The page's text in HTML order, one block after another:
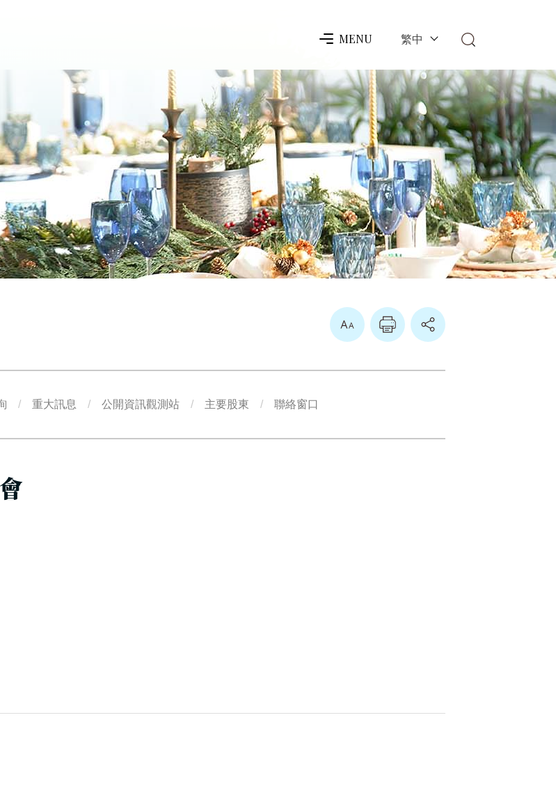
MENU 繁中
放大
重大訊息 公開資訊觀測站 主要股東 聯絡窗口